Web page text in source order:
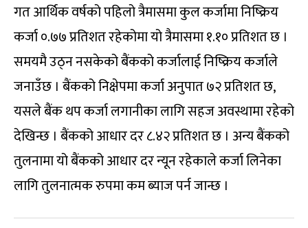
गत आर्थिक वर्षको पहिलो त्रैमासमा कुल कर्जामा निष्क्रिय
कर्जा ०.७७ प्रतिशत रहेकोमा यो त्रैमासमा १.१० प्रतिशत छ ।
समयमै उठ्न नसकेको बैंकको कर्जालाई निष्क्रिय कर्जाले
जनाउँछ । बैंकको निक्षेपमा कर्जा अनुपात ७२ प्रतिशत छ,
यसले बैंक थप कर्जा लगानीका लागि सहज अवस्थामा रहेको
देखिन्छ । बैंकको आधार दर ८.४२ प्रतिशत छ । अन्य बैंकको
तुलनामा यो बैंकको आधार दर न्यून रहेकाले कर्जा लिनेका
लागि तुलनात्मक रुपमा कम ब्याज पर्न जान्छ ।